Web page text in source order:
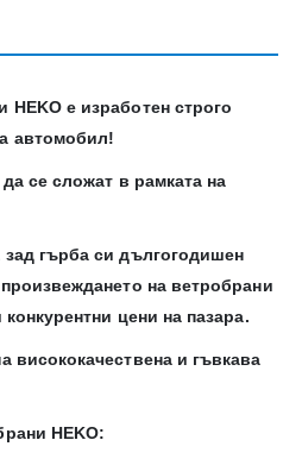
е изработен строго
автомобил!
се сложат в рамката на
зад гърба си дългогодишен
на ветробрани
цени на пазара.
висококачествена и гъвкава
HEKO: